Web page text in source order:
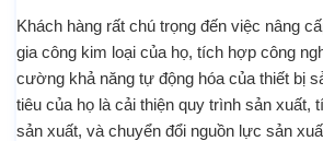
Khách hàng rất chú trọng đến việc nâng
gia công kim loại của họ, tích hợp công
cường khả năng tự động hóa của thiết bị
tiêu của họ là cải thiện quy trình sản xuất,
sản xuất, và chuyển đổi nguồn lực sản